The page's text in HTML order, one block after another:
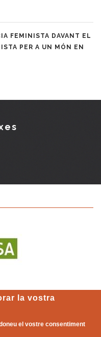
FEMINISTA DAVANT EL
PER A UN MÓN EN
la vostra
el vostre consentiment